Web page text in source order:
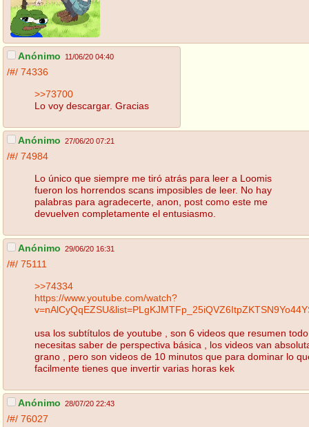
Anónimo 11/06/20 04:40
/#/ 74336
>>73700
Lo voy descargar. Gracias
Anónimo 27/06/20 07:21
/#/ 74984
Lo único que siempre me tiró atrás para leer a Loomis
fueron los horrendos scans imposibles de leer. No hay
palabras para agradecerte, anon, post como este me
devuelven completamente el entusiasmo.
Anónimo 29/06/20 16:31
/#/ 75111
>>74334
https://www.youtube.com/watch?
usa los subtítulos de youtube , son 6 videos que resumen
necesitas saber de perspectiva básica , los videos van
grano , pero son videos de 10 minutos que para dominar lo
facilmente tienes que invertir varias horas kek
Anónimo 28/07/20 22:43
/#/ 76027